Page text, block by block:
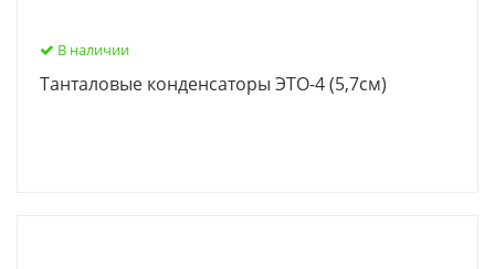
В наличии
Танталовые конденсаторы ЭТО-4 (5,7см)